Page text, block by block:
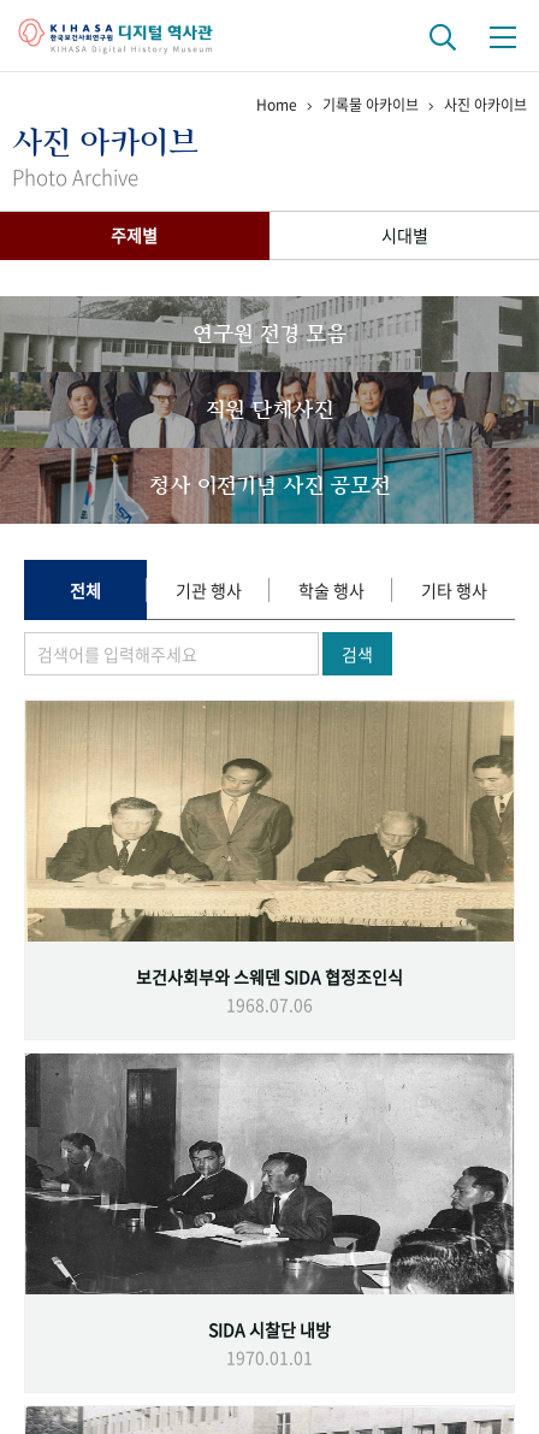
걸어온 길 기관 변천사
간행물 변천사
기록물 아카이브
사진 아카이브 문서 기록물 행정박물 영상 기록물
50+1 주년 기념
성과 50선 숫자로 보는 50년
세계와 함께 한 KIHASA
VR 역사관
Home 기록물 아카이브 사진 아카이브
사진 아카이브
Photo Archive
주제별 시대별
연구원 전경 모음
직원 단체사진
청사 이전기념 사진 공모전
전체 기관 행사 학술 행사 기타 행사
검색
보건사회부와 스웨덴 SIDA 협정조인식
1968.07.06
SIDA 시찰단 내방
1970.01.01